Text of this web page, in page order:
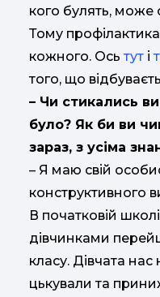
кого булять, може
Тому
кожного. Ось тут і
того, що
– Чи стикались
було? Як би ви
зараз, з усіма
– Я маю свій
конструктивного
В початковій
дівчинками
класу. Дівчата
цькували та